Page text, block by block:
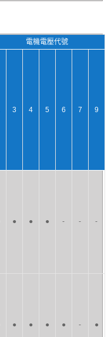
電機電壓代號
3 4 5 6 7 9
● ● ● - - -
● ● ● ● - ●